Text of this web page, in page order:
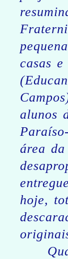
casas
alunos
área
hoje,